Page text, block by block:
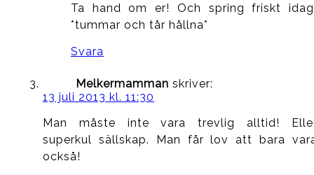
Ta hand om er! Och spring friskt
*tummar och tår hållna*
Svara
Melkermamman skriver:
13 juli 2013 kl. 11:30
Man måste inte vara trevlig alltid!
superkul sällskap. Man får lov att bara
också!